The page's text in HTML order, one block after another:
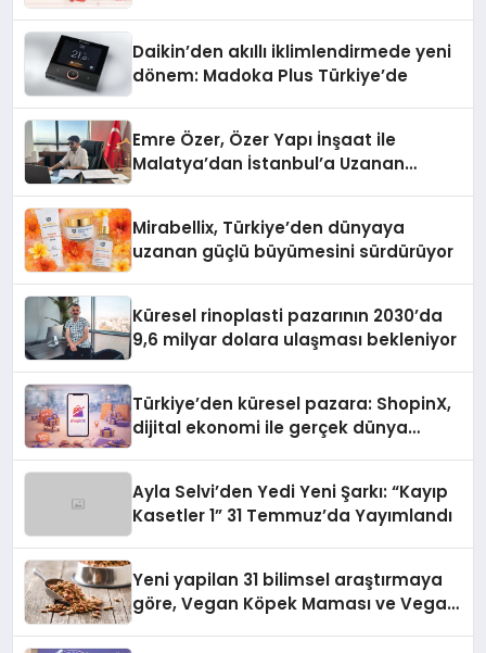
Daikin’den akıllı iklimlendirmede yeni
dönem: Madoka Plus Türkiye’de
Emre Özer, Özer Yapı İnşaat ile
Malatya’dan İstanbul’a Uzanan
Mirabellix, Türkiye’den dünyaya
uzanan güçlü büyümesini sürdürüyor
Küresel rinoplasti pazarının 2030’da
9,6 milyar dolara ulaşması bekleniyor
Türkiye’den küresel pazara: ShopinX,
dijital ekonomi ile gerçek dünya
Ayla Selvi’den Yedi Yeni Şarkı: “Kayıp
Kasetler 1” 31 Temmuz’da Yayımlandı
Yeni yapilan 31 bilimsel araştırmaya
göre, Vegan Köpek Maması ve Vegan